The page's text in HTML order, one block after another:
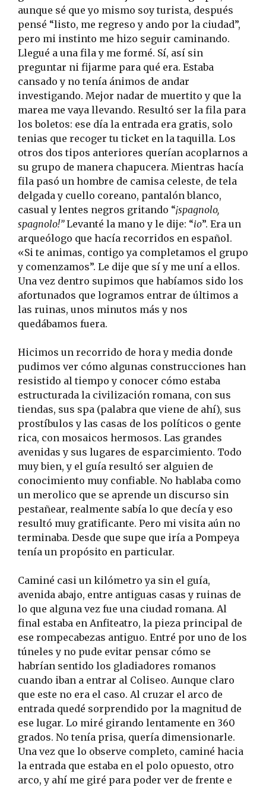
aunque sé que yo mismo soy turista, después
pensé “listo, me regreso y ando por la ciudad”,
pero mi instinto me hizo seguir caminando.
Llegué a una fila y me formé. Sí, así sin
preguntar ni fijarme para qué era. Estaba
cansado y no tenía ánimos de andar
investigando. Mejor nadar de muertito y que la
marea me vaya llevando. Resultó ser la fila para
los boletos: ese día la entrada era gratis, solo
tenias que recoger tu ticket en la taquilla. Los
otros dos tipos anteriores querían acoplarnos a
su grupo de manera chapucera. Mientras hacía
fila pasó un hombre de camisa celeste, de tela
delgada y cuello coreano, pantalón blanco,
casual y lentes negros gritando “¡spagnolo,
spagnolo!”Levanté la mano y le dije: “io”. Era un
arqueólogo que hacía recorridos en español.
«Si te animas, contigo ya completamos el grupo
y comenzamos”. Le dije que sí y me uní a ellos.
Una vez dentro supimos que habíamos sido los
afortunados que logramos entrar de últimos a
las ruinas, unos minutos más y nos
quedábamos fuera.
Hicimos un recorrido de hora y media donde
pudimos ver cómo algunas construcciones han
resistido al tiempo y conocer cómo estaba
estructurada la civilización romana, con sus
tiendas, sus spa (palabra que viene de ahí), sus
prostíbulos y las casas de los políticos o gente
rica, con mosaicos hermosos. Las grandes
avenidas y sus lugares de esparcimiento. Todo
muy bien, y el guía resultó ser alguien de
conocimiento muy confiable. No hablaba como
un merolico que se aprende un discurso sin
pestañear, realmente sabía lo que decía y eso
resultó muy gratificante. Pero mi visita aún no
terminaba. Desde que supe que iría a Pompeya
tenía un propósito en particular.
Caminé casi un kilómetro ya sin el guía,
avenida abajo, entre antiguas casas y ruinas de
lo que alguna vez fue una ciudad romana. Al
final estaba en Anfiteatro, la pieza principal de
ese rompecabezas antiguo. Entré por uno de los
túneles y no pude evitar pensar cómo se
habrían sentido los gladiadores romanos
cuando iban a entrar al Coliseo. Aunque claro
que este no era el caso. Al cruzar el arco de
entrada quedé sorprendido por la magnitud de
ese lugar. Lo miré girando lentamente en 360
grados. No tenía prisa, quería dimensionarle.
Una vez que lo observe completo, caminé hacia
la entrada que estaba en el polo opuesto, otro
arco, y ahí me giré para poder ver de frente e